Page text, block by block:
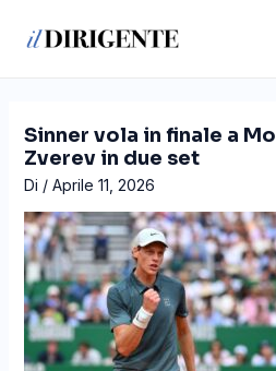
Sinner vola in finale a
Zverev in due set
Di / Aprile 11, 2026
articoli